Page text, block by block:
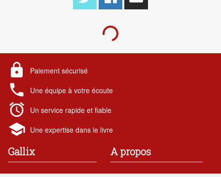
lock Paiement sécurisé
local_phone Une équipe à votre écoute
alarm Un service rapide et fiable
school Une expertise dans le livre
Gallix A propos